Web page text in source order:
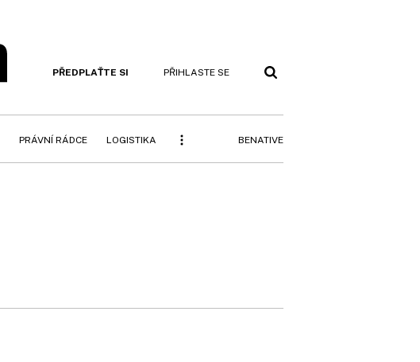
PŘEDPLAŤTE SI PŘIHLASTE SE
PRÁVNÍ RÁDCE LOGISTIKA BENATIVE